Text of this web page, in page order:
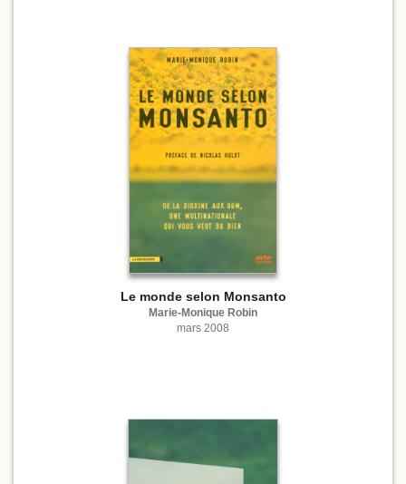
Le monde selon Monsanto
Marie-Monique Robin
mars 2008